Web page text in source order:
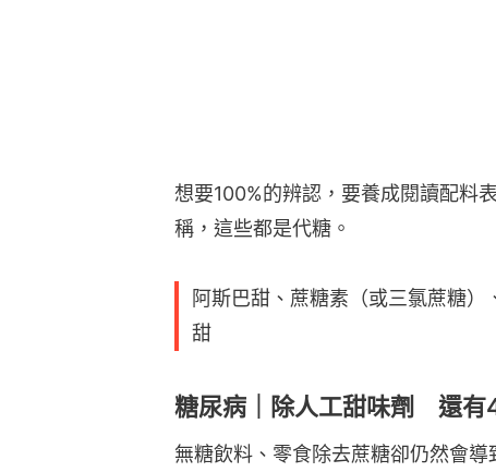
想要100%的辨認，要養成閱讀配料
稱，這些都是代糖。
阿斯巴甜、蔗糖素（或三氯蔗糖
甜
糖尿病｜除人工甜味劑 還有
無糖飲料、零食除去蔗糖卻仍然會